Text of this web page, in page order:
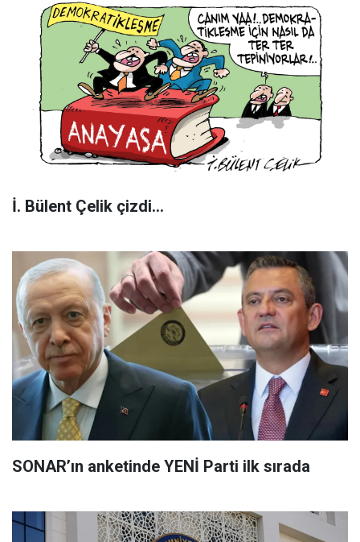
İ. Bülent Çelik çizdi...
SONAR’ın anketinde YENİ Parti ilk sırada